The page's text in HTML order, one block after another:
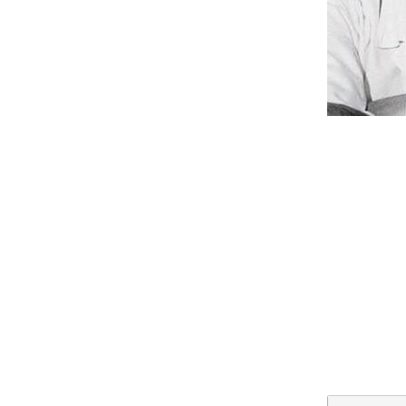
Weitere
für die
Bei